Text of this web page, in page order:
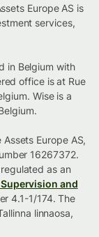
Europe AS is
services,
in Belgium with
office is at Rue
Wise is a
Europe AS,
16267372.
as an
and
4.1-1/174. The
linnaosa,